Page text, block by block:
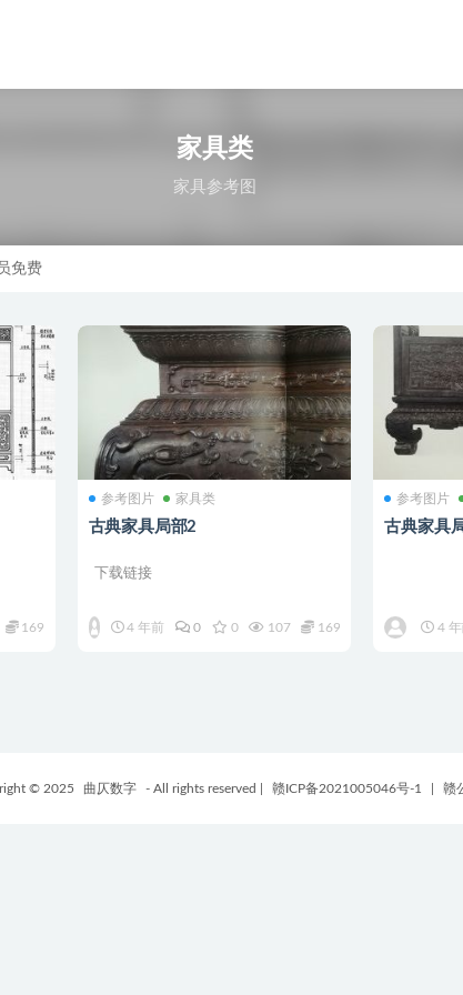
家具类
家具参考图
免费
169
参考图片 家具类
古典家具局部2
下载链接
4 年前 0 0 107 169
参考图片
古典家具
4
© 2025 曲仄数字 - All rights reserved 赣ICP备2021005046号-1 赣